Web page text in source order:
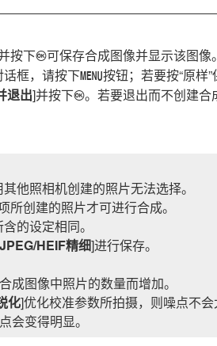
按下J可保存合成图像并显示该图像。
框，请按下G 按钮；若要按“原样
退出]并按下J。若要退出而不创建合
他照相机创建的照片无法选择。
所创建的照片才可进行合成。
的设定相同。
JPEG/HEIF精细]进行保存。
成图像中照片的数量而增加。
化]优化校准参数所拍摄，则噪点不会
会变得明显。